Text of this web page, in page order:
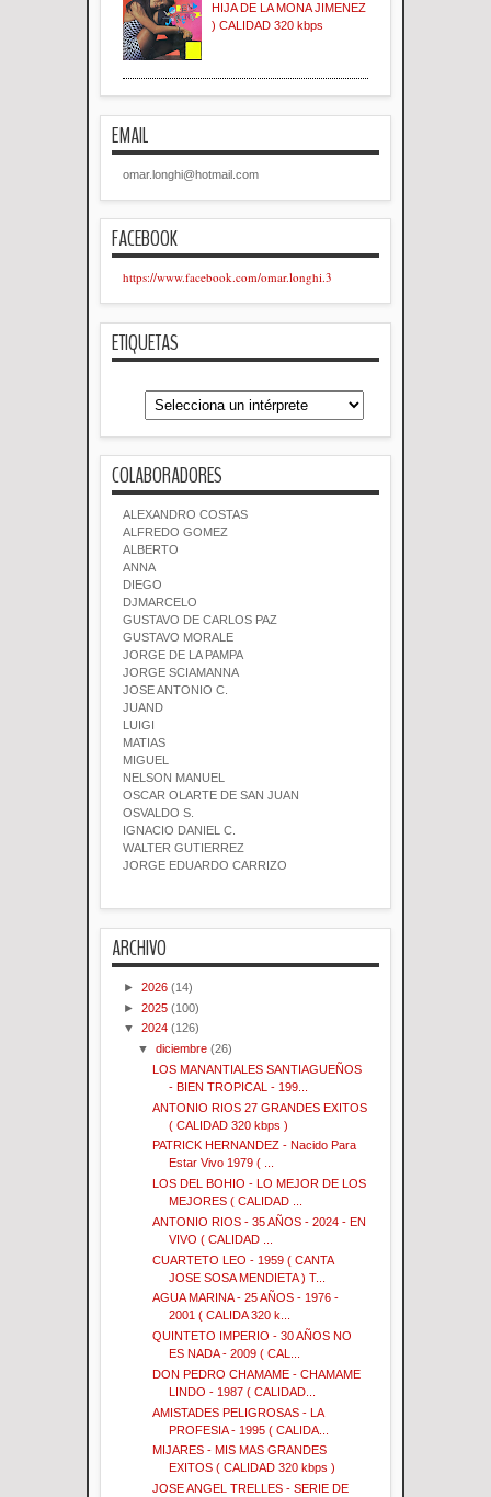
HIJA DE LA MONA JIMENEZ
) CALIDAD 320 kbps
EMAIL
omar.longhi@hotmail.com
FACEBOOK
https://www.facebook.com/omar.longhi.3
ETIQUETAS
COLABORADORES
ALEXANDRO COSTAS
ALFREDO GOMEZ
ALBERTO
ANNA
DIEGO
DJMARCELO
GUSTAVO DE CARLOS PAZ
GUSTAVO MORALE
JORGE DE LA PAMPA
JORGE SCIAMANNA
JOSE ANTONIO C.
JUAND
LUIGI
MATIAS
MIGUEL
NELSON MANUEL
OSCAR OLARTE DE SAN JUAN
OSVALDO S.
IGNACIO DANIEL C.
WALTER GUTIERREZ
JORGE EDUARDO CARRIZO
ARCHIVO
► 2026 (14)
► 2025 (100)
▼ 2024 (126)
▼diciembre (26)
LOS MANANTIALES SANTIAGUEÑOS
- BIEN TROPICAL - 199...
ANTONIO RIOS 27 GRANDES EXITOS
( CALIDAD 320 kbps )
PATRICK HERNANDEZ - Nacido Para
Estar Vivo 1979 ( ...
LOS DEL BOHIO - LO MEJOR DE LOS
MEJORES ( CALIDAD ...
ANTONIO RIOS - 35 AÑOS - 2024 - EN
VIVO ( CALIDAD ...
CUARTETO LEO - 1959 ( CANTA
JOSE SOSA MENDIETA ) T...
AGUA MARINA - 25 AÑOS - 1976 -
2001 ( CALIDA 320 k...
QUINTETO IMPERIO - 30 AÑOS NO
ES NADA - 2009 ( CAL...
DON PEDRO CHAMAME - CHAMAME
LINDO - 1987 ( CALIDAD...
AMISTADES PELIGROSAS - LA
PROFESIA - 1995 ( CALIDA...
MIJARES - MIS MAS GRANDES
EXITOS ( CALIDAD 320 kbps )
JOSE ANGEL TRELLES - SERIE DE